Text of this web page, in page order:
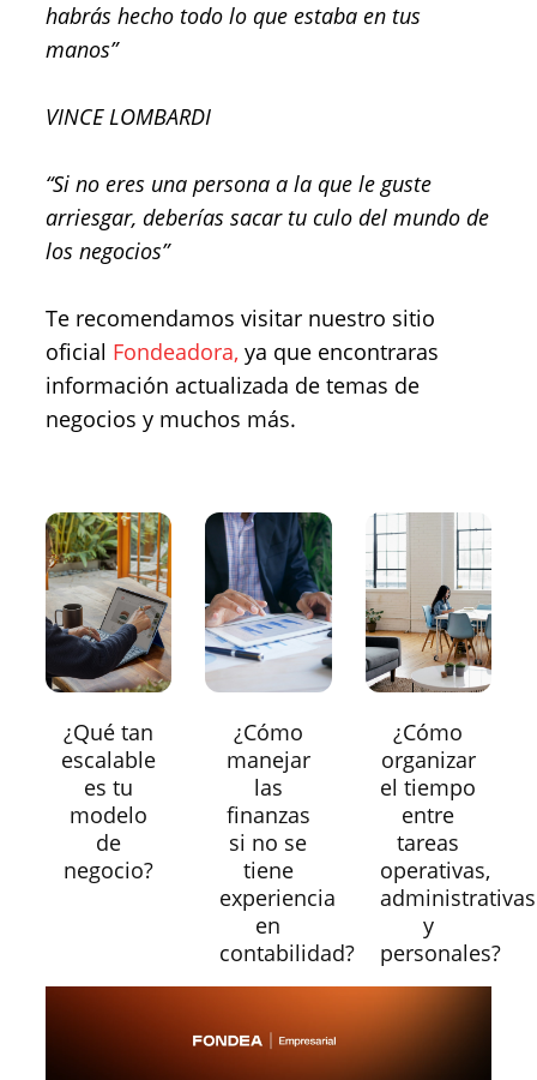
habrás hecho todo lo que estaba en tus
manos”
VINCE LOMBARDI
“Si no eres una persona a la que le guste
arriesgar, deberías sacar tu culo del mundo de
los negocios”
Te recomendamos visitar nuestro sitio
oficial Fondeadora, ya que encontraras
información actualizada de temas de
negocios y muchos más.
¿Qué tan
escalable
es tu
modelo
de
negocio?
¿Cómo
manejar
las
finanzas
si no se
tiene
experiencia
en
contabilidad?
¿Cómo
organizar
el tiempo
entre
tareas
operativas,
administrativas
y
personales?